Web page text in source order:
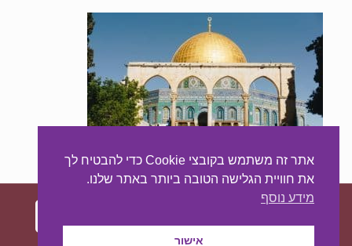
אתר זה משתמש בקובצי Cookie כדי להבטיח לך
את חוויית הגלישה הטובה ביותר באתר שלנו.
מידע נוסף
אישור